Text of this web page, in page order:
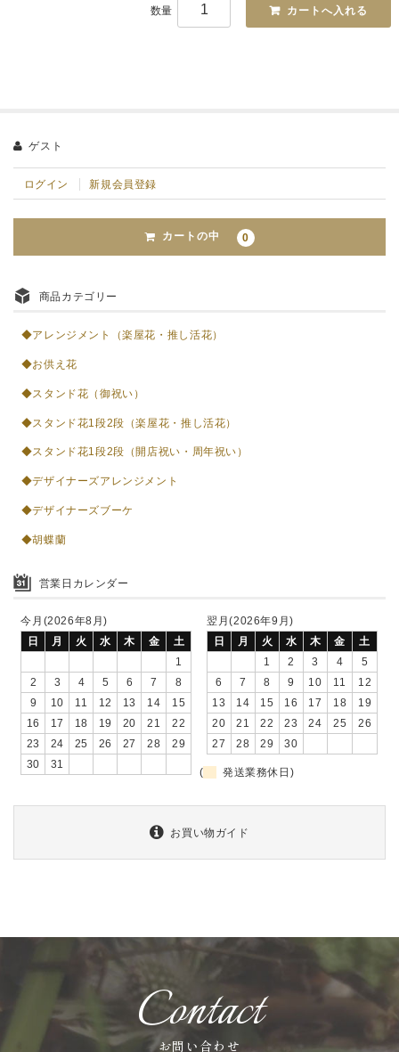
数量
ゲスト
ログイン 新規会員登録
カートの中 0
商品カテゴリー
◆アレンジメント（楽屋花・推し活花）
◆お供え花
◆スタンド花（御祝い）
◆スタンド花1段2段（楽屋花・推し活花）
◆スタンド花1段2段（開店祝い・周年祝い）
◆デザイナーズアレンジメント
◆デザイナーズブーケ
◆胡蝶蘭
営業日カレンダー
今月(2026年8月)
日
月 火 水 木 金
土
1
2
3 4 5 6 7
8
9
10 11 12 13 14
15
16
17 18 19 20 21
22
23
24 25 26 27 28
29
30
31
翌月(2026年9月)
日
月 火 水 木 金
土
1
2 3 4
5
6
7 8 9 10 11
12
13
14 15 16 17 18
19
20
21 22 23 24 25
26
27
28 29 30
( 発送業務休日)
お買い物ガイド
Contact
お問い合わせ